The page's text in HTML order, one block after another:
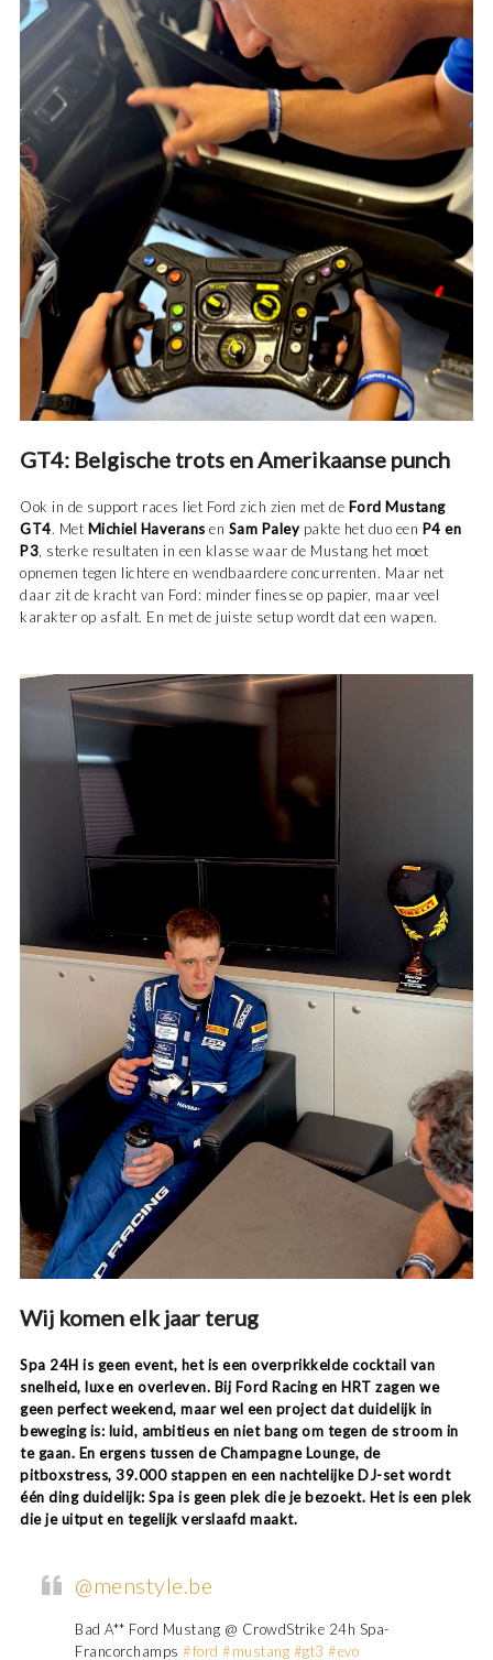
GT4: Belgische trots en Amerikaanse punch
Ook in de support races liet Ford zich zien met de Ford Mustang
GT4. Met Michiel Haverans en Sam Paley pakte het duo een P4 en
P3 , sterke resultaten in een klasse waar de Mustang het moet
opnemen tegen lichtere en wendbaardere concurrenten. Maar net
daar zit de kracht van Ford: minder finesse op papier, maar veel
karakter op asfalt. En met de juiste setup wordt dat een wapen.
Wij komen elk jaar terug
Spa 24H is geen event, het is een overprikkelde cocktail van
snelheid, luxe en overleven. Bij Ford Racing en HRT zagen we
geen perfect weekend, maar wel een project dat duidelijk in
beweging is: luid, ambitieus en niet bang om tegen de stroom in
te gaan. En ergens tussen de Champagne Lounge, de
pitboxstress, 39.000 stappen en een nachtelijke DJ-set wordt
één ding duidelijk: Spa is geen plek die je bezoekt. Het is een plek
die je uitput en tegelijk verslaafd maakt.
@menstyle.be
Bad A** Ford Mustang @ CrowdStrike 24h Spa-
Francorchamps #ford #mustang #gt3 #evo